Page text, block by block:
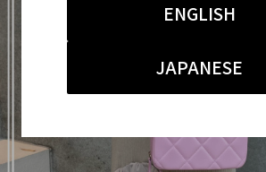
ENGLISH
JAPANESE